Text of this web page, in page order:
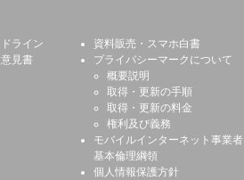
ライン
見書
資料販売・スマホ白書
プライバシーマークについて
概要説明
取得・更新の手順
取得・更新の料金
権利及び義務
モバイルインターネット事業者
基本倫理綱領
個人情報保護方針